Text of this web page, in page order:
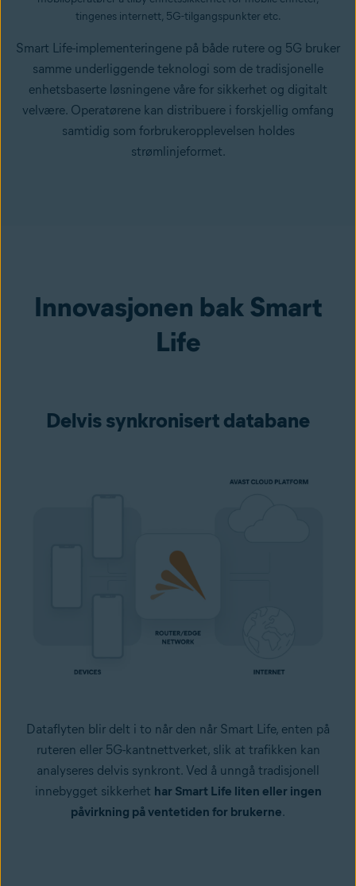
tingenes internett, 5G-tilgangspunkter etc.
Smart Life-implementeringene på både rutere og 5G bruker
samme underliggende teknologi som de tradisjonelle
enhetsbaserte løsningene våre for sikkerhet og digitalt
velvære. Operatørene kan distribuere i forskjellig omfang
samtidig som forbrukeropplevelsen holdes
strømlinjeformet.
Innovasjonen bak Smart
Life
Delvis synkronisert databane
Dataflyten blir delt i to når den når Smart Life, enten på
ruteren eller 5G-kantnettverket, slik at trafikken kan
analyseres delvis synkront. Ved å unngå tradisjonell
innebygget sikkerhet har Smart Life liten eller ingen
påvirkning på ventetiden for brukerne.